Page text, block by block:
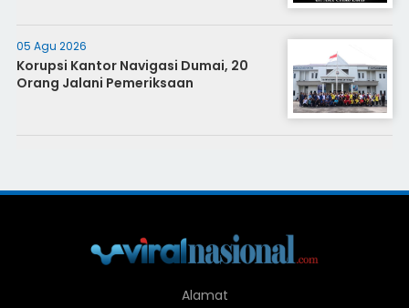
05 Agu 2026
Korupsi Kantor Navigasi Dumai, 20
Orang Jalani Pemeriksaan
Alamat